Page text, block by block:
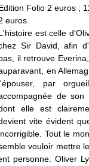
Folio 2 euros ;
euros.
est celle
Sir David, afin
il retrouve
en
par
de son
elle est
vite évident
Tout le
vouloir mettre
personne. Oliver